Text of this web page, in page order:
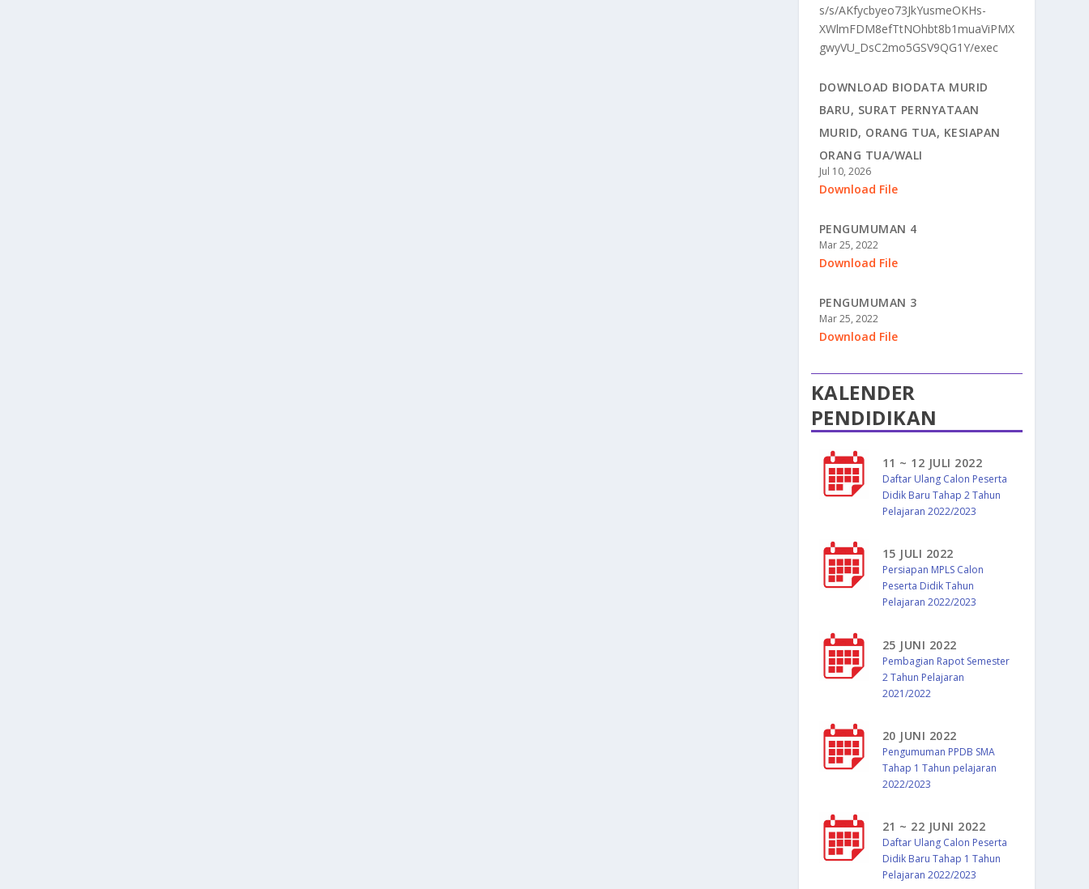
s/s/AKfycbyeo73JkYusmeOKHs-
XWlmFDM8efTtNOhbt8b1muaViPMX
gwyVU_DsC2mo5GSV9QG1Y/exec
DOWNLOAD BIODATA MURID
BARU, SURAT PERNYATAAN
MURID, ORANG TUA, KESIAPAN
ORANG TUA/WALI
Jul 10, 2026
Download File
PENGUMUMAN 4
Mar 25, 2022
Download File
PENGUMUMAN 3
Mar 25, 2022
Download File
KALENDER
PENDIDIKAN
11 ~ 12 JULI 2022
Daftar Ulang Calon Peserta
Didik Baru Tahap 2 Tahun
Pelajaran 2022/2023
15 JULI 2022
Persiapan MPLS Calon
Peserta Didik Tahun
Pelajaran 2022/2023
25 JUNI 2022
Pembagian Rapot Semester
2 Tahun Pelajaran
2021/2022
20 JUNI 2022
Pengumuman PPDB SMA
Tahap 1 Tahun pelajaran
2022/2023
21 ~ 22 JUNI 2022
Daftar Ulang Calon Peserta
Didik Baru Tahap 1 Tahun
Pelajaran 2022/2023